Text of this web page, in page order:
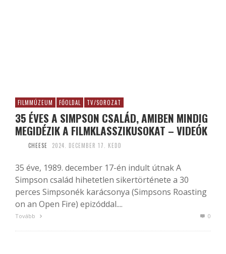
FILMMÚZEUM FŐOLDAL TV/SOROZAT
35 ÉVES A SIMPSON CSALÁD, AMIBEN MINDIG
MEGIDÉZIK A FILMKLASSZIKUSOKAT – VIDEÓK
CHEESE 2024. DECEMBER 17. KEDD
35 éve, 1989. december 17-én indult útnak A
Simpson család hihetetlen sikertörténete a 30
perces Simpsonék karácsonya (Simpsons Roasting
on an Open Fire) epizóddal....
Tovább 0